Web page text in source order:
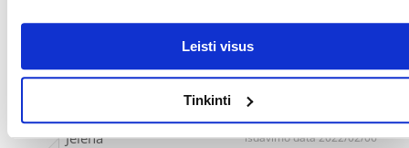
Leisti visus
Tinkinti
atsiliepimus.
PARAŠYTI ATSILIEPIMĄ
Jelena išdavimo data 2022/02/06